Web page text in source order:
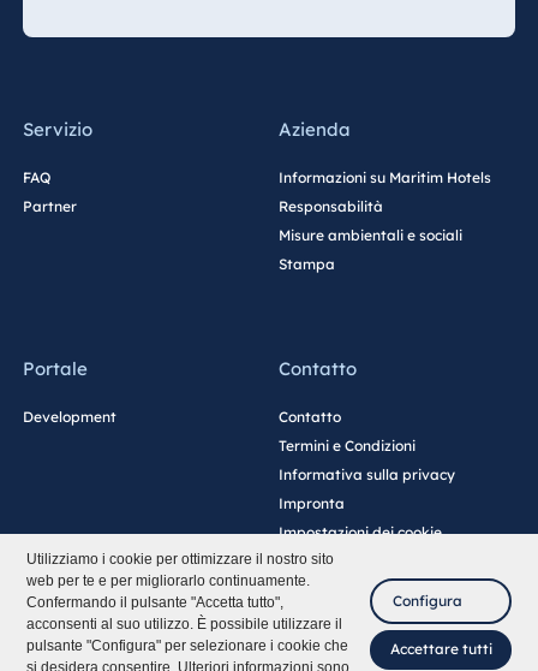
Utilizziamo i cookie per ottimizzare il nostro sito
web per te e per migliorarlo continuamente.
Confermando il pulsante "Accetta tutto",
acconsenti al suo utilizzo. È possibile utilizzare il
pulsante "Configura" per selezionare i cookie che
si desidera consentire. Ulteriori informazioni sono
Configura
Accettare tutti
Servizio
FAQ
Partner
Azienda
Informazioni su Maritim Hotels
Responsabilità
Misure ambientali e sociali
Stampa
Portale
Development
Contatto
Contatto
Termini e Condizioni
Informativa sulla privacy
Impronta
Impostazioni dei cookie